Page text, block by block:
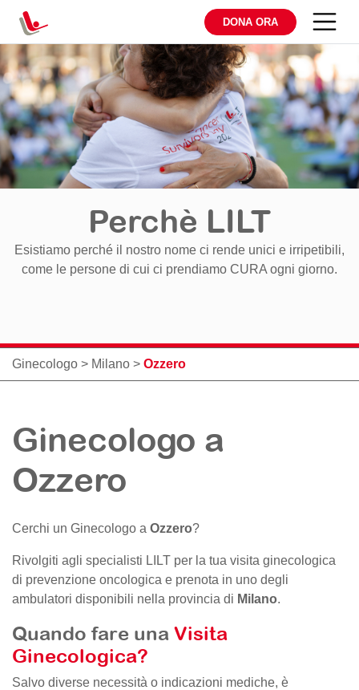
DONA ORA
Perchè LILT
Esistiamo perché il nostro nome ci rende unici e irripetibili,
come le persone di cui ci prendiamo CURA ogni giorno.
Ginecologo > Milano > Ozzero
Ginecologo a
Ozzero
Cerchi un Ginecologo a Ozzero?
Rivolgiti agli specialisti LILT per la tua visita ginecologica
di prevenzione oncologica e prenota in uno degli
ambulatori disponibili nella provincia di Milano.
Quando fare una Visita
Ginecologica?
Salvo diverse necessità o indicazioni mediche, è